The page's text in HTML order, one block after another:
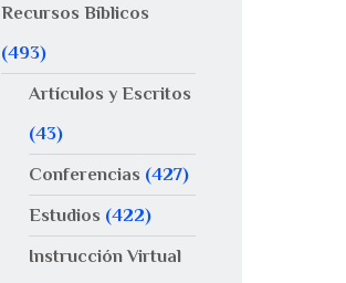
Recursos Bíblicos
(493)
Artículos y Escritos
(43)
Conferencias (427)
Estudios (422)
Instrucción Virtual